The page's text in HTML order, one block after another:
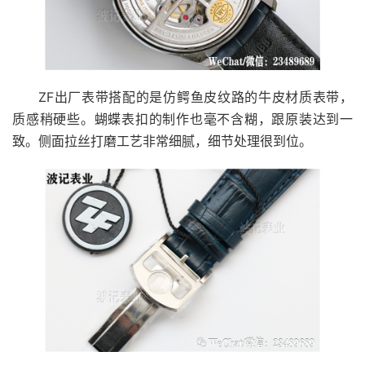
ZF出厂表带搭配的是仿鳄鱼皮纹路的牛皮材质表带，
质感稍硬些。蝴蝶表扣的制作也毫不含糊，跟原装达到一
致。侧面拉丝打磨工艺非常细腻，细节处理很到位。